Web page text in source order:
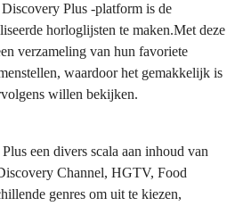
Plus -platform is de
horloglijsten te maken.Met deze
verzameling van hun favoriete
waardoor het gemakkelijk is
willen bekijken.
een divers scala aan inhoud van
Channel, HGTV, Food
genres om uit te kiezen,